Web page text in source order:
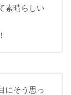
素晴らしい
にそう思っ